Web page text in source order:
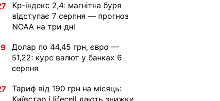
Kp-індекс 2,4: магнітна буря
відступає 7 серпня — прогноз
NOAA на три дні
Долар по 44,45 грн, євро —
51,22: курс валют у банках 6
серпня
Тариф від 190 грн на місяць:
Київстар і lifecell дають знижки